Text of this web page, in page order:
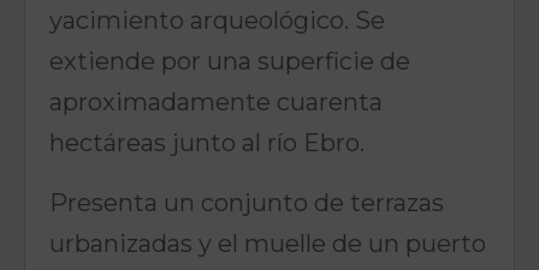
yacimiento arqueológico. Se
extiende por una superficie de
aproximadamente cuarenta
hectáreas junto al río Ebro.
Presenta un conjunto de terrazas
urbanizadas y el muelle de un puerto